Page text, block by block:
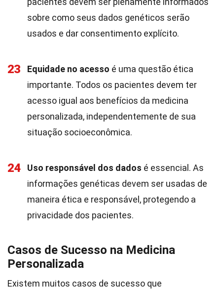
sobre como seus dados genéticos serão
usados e dar consentimento explícito.
23 Equidade no acesso é uma questão ética
importante. Todos os pacientes devem ter
acesso igual aos benefícios da medicina
personalizada, independentemente de sua
situação socioeconômica.
24 Uso responsável dos dados é essencial. As
informações genéticas devem ser usadas de
maneira ética e responsável, protegendo a
privacidade dos pacientes.
Casos de Sucesso na Medicina
Personalizada
Existem muitos casos de sucesso que